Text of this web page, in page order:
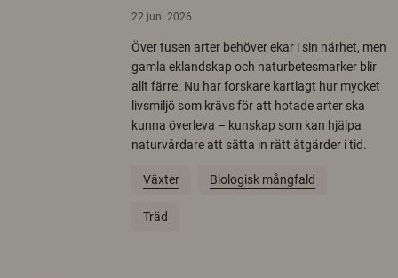
22 juni 2026
Över tusen arter behöver ekar i sin närhet, men
gamla eklandskap och naturbetesmarker blir
allt färre. Nu har forskare kartlagt hur mycket
livsmiljö som krävs för att hotade arter ska
kunna överleva – kunskap som kan hjälpa
naturvårdare att sätta in rätt åtgärder i tid.
Växter Biologisk mångfald
Träd